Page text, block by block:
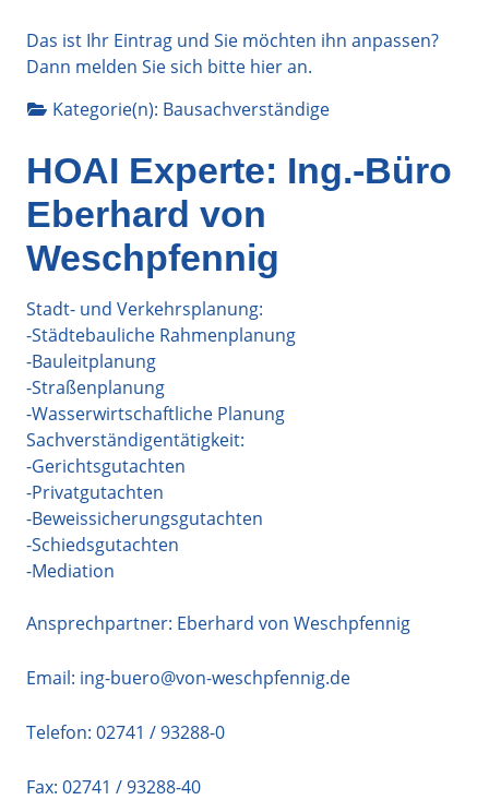
Das ist Ihr Eintrag und Sie möchten ihn anpassen?
Dann melden Sie sich bitte hieran.
Kategorie(n): Bausachverständige
HOAI Experte: Ing.-Büro
Eberhard von
Weschpfennig
Stadt- und Verkehrsplanung:
-Städtebauliche Rahmenplanung
-Bauleitplanung
-Straßenplanung
-Wasserwirtschaftliche Planung
Sachverständigentätigkeit:
-Gerichtsgutachten
-Privatgutachten
-Beweissicherungsgutachten
-Schiedsgutachten
-Mediation
Ansprechpartner: Eberhard von Weschpfennig
Email: ing-buero@von-weschpfennig.de
Telefon: 02741 / 93288-0
Fax: 02741 / 93288-40